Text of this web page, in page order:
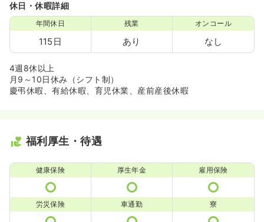
休日・休暇詳細
年間休日
115日
残業
あり
オンコール
なし
4週8休以上
月9～10日休み（シフト制）
慶弔休暇、有給休暇、育児休業、産前産後休暇
福利厚生・待遇
健康保険 厚生年金 雇用保険
労災保険 車通勤 寮